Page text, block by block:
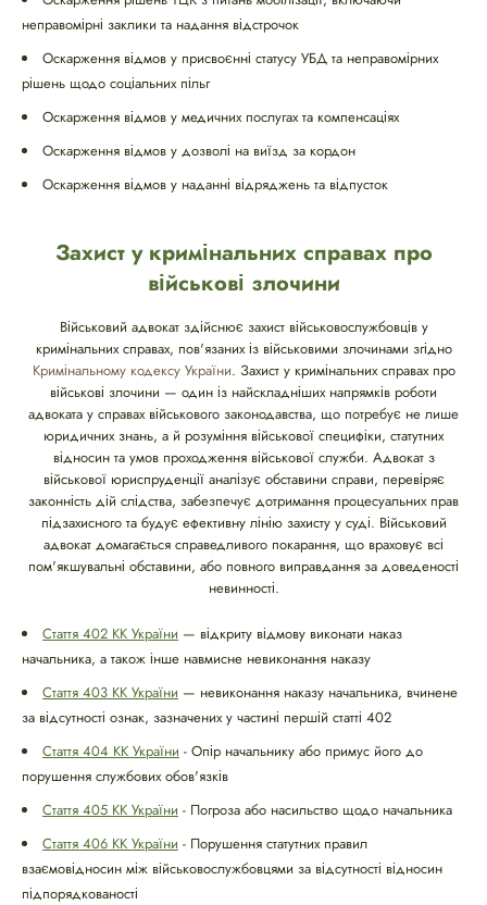
неправомірні заклики та надання відстрочок
Оскарження відмов у присвоєнні статусу УБД та неправомірних
рішень щодо соціальних пільг
Оскарження відмов у медичних послугах та компенсаціях
Оскарження відмов у дозволі на виїзд за кордон
Оскарження відмов у наданні відряджень та відпусток
Захист у кримінальних справах про
військові злочини
Військовий адвокат здійснює захист військовослужбовців у
кримінальних справах, пов'язаних із військовими злочинами згідно
Кримінальному кодексу України. Захист у кримінальних справах про
військові злочини — один із найскладніших напрямків роботи
адвоката у справах військового законодавства, що потребує не лише
юридичних знань, а й розуміння військової специфіки, статутних
відносин та умов проходження військової служби. Адвокат з
військової юриспруденції аналізує обставини справи, перевіряє
законність дій слідства, забезпечує дотримання процесуальних прав
підзахисного та будує ефективну лінію захисту у суді. Військовий
адвокат домагається справедливого покарання, що враховує всі
пом'якшувальні обставини, або повного виправдання за доведеності
невинності.
Стаття 402 КК України — відкриту відмову виконати наказ
начальника, а також інше навмисне невиконання наказу
Стаття 403 КК України — невиконання наказу начальника, вчинене
за відсутності ознак, зазначених у частині першій статті 402
Стаття 404 КК України - Опір начальнику або примус його до
порушення службових обов'язків
Стаття 405 КК України - Погроза або насильство щодо начальника
Стаття 406 КК України - Порушення статутних правил
взаємовідносин між військовослужбовцями за відсутності відносин
підпорядкованості